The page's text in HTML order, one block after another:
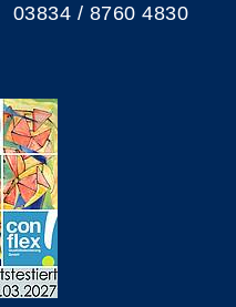
03834 / 8760 4830